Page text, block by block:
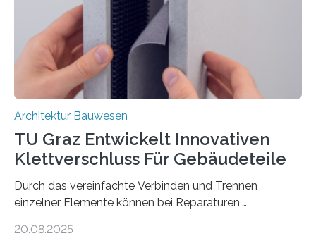
Basaltfasern. Anders als herkömmlicher Stahlbeton, bei
dem Stahlstäbe zur…
Architektur Bauwesen
TU Graz Entwickelt Innovativen
Klettverschluss Für Gebäudeteile
Durch das vereinfachte Verbinden und Trennen
einzelner Elemente können bei Reparaturen,
20.08.2025